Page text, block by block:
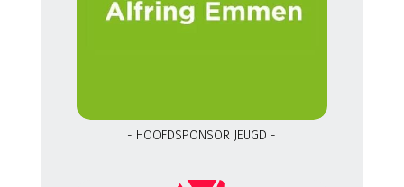
- HOOFDSPONSOR JEUGD -